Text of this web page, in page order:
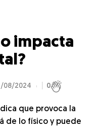
impacta
08/2024 0
que provoca la
de lo físico y puede